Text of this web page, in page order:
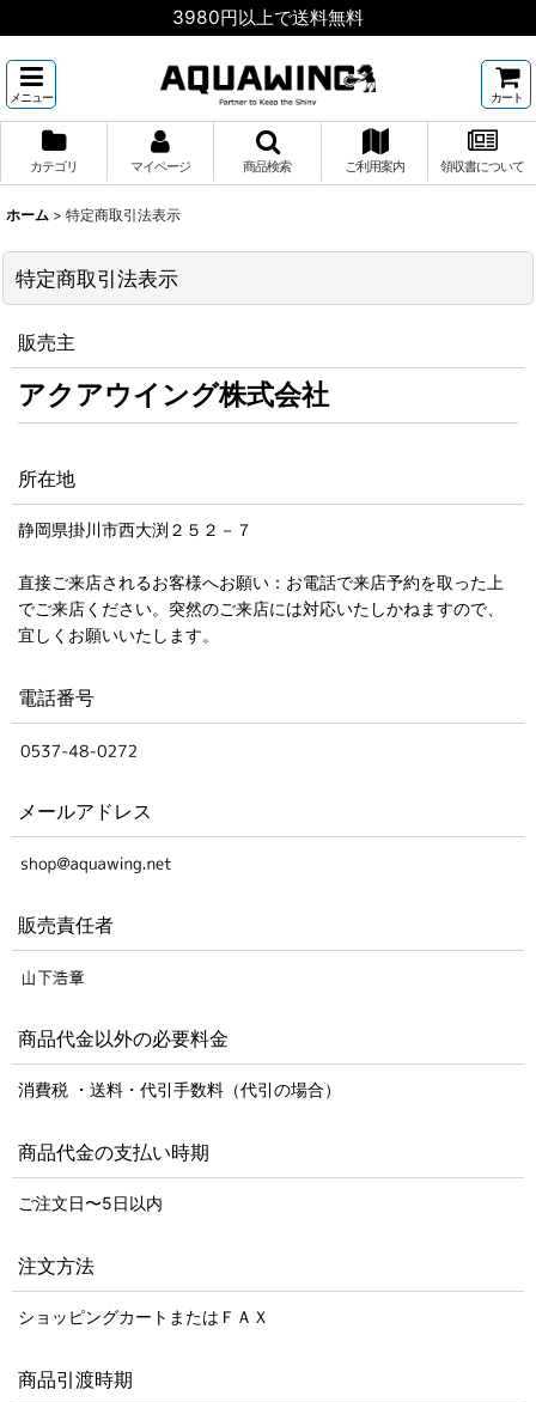
3980円以上で送料無料
メニュー カート
カテゴリ マイページ 商品検索 ご利用案内 領収書について
ホーム > 特定商取引法表示
特定商取引法表示
販売主
アクアウイング株式会社
所在地
静岡県掛川市西大渕２５２－７
直接ご来店されるお客様へお願い：お電話で来店予約を取った上
でご来店ください。突然のご来店には対応いたしかねますので、
宜しくお願いいたします。
電話番号
メールアドレス
販売責任者
商品代金以外の必要料金
消費税 ・送料・代引手数料（代引の場合）
商品代金の支払い時期
ご注文日〜5日以内
注文方法
ショッピングカートまたはＦＡＸ
商品引渡時期